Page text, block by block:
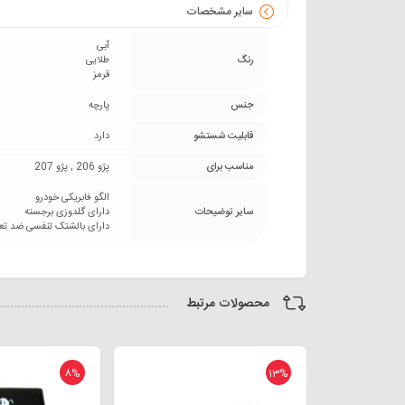
سایر مشخصات
رنگ
آبی
طلایی
قرمز
جنس
پارچه
قابلیت شستشو
دارد
مناسب برای
پژو 206 , پژو 207
سایر توضیحات
الگو فابریکی خودرو
دارای گلدوزی برجسته
دارای بالشتک تنفسی ضد
محصولات مرتبط
13%
8%